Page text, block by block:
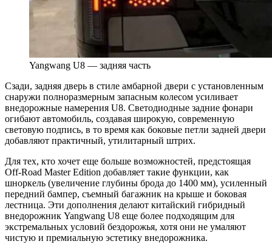
Yangwang U8 — задняя часть
Сзади, задняя дверь в стиле амбарной двери с установленным
снаружи полноразмерным запасным колесом усиливает
внедорожные намерения U8. Светодиодные задние фонари
огибают автомобиль, создавая широкую, современную
световую подпись, в то время как боковые петли задней двери
добавляют практичный, утилитарный штрих.
Для тех, кто хочет еще больше возможностей, предстоящая
Off-Road Master Edition добавляет такие функции, как
шноркель (увеличение глубины брода до 1400 мм), усиленный
передний бампер, съемный багажник на крыше и боковая
лестница. Эти дополнения делают китайский гибридный
внедорожник Yangwang U8 еще более подходящим для
экстремальных условий бездорожья, хотя они не умаляют
чистую и премиальную эстетику внедорожника.